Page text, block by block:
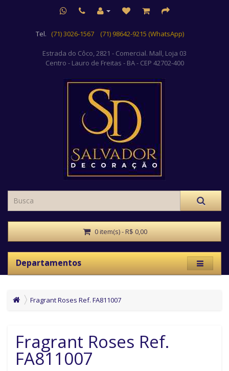
Tel. (71) 3026-1567 (71) 98642-9215 (WhatsApp)
Estrada do Côco, 2821 - Comercial. Mall, Loja 03
Centro - Lauro de Freitas - BA - CEP 42702-400
0 item(s) - R$ 0,00
Departamentos
Fragrant Roses Ref. FA811007
Fragrant Roses Ref.
FA811007